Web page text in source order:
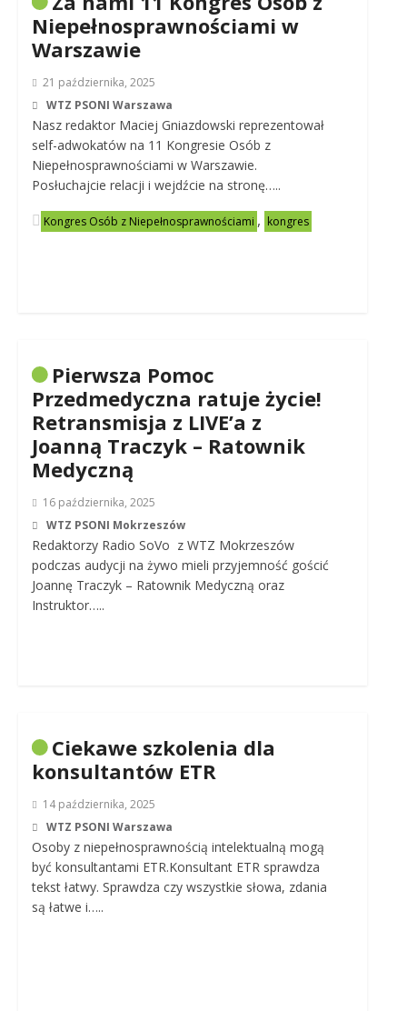
Niepełnosprawnościami w
Warszawie
21 października, 2025
WTZ PSONI Warszawa
Nasz redaktor Maciej Gniazdowski reprezentował
self-adwokatów na 11 Kongresie Osób z
Niepełnosprawnościami w Warszawie.
Posłuchajcie relacji i wejdźcie na stronę…..
Kongres Osób z Niepełnosprawnościami , kongres
Pierwsza Pomoc
Przedmedyczna ratuje życie!
Retransmisja z LIVE’a z
Joanną Traczyk – Ratownik
Medyczną
16 października, 2025
WTZ PSONI Mokrzeszów
Redaktorzy Radio SoVo z WTZ Mokrzeszów
podczas audycji na żywo mieli przyjemność gościć
Joannę Traczyk – Ratownik Medyczną oraz
Instruktor…..
Ciekawe szkolenia dla
konsultantów ETR
14 października, 2025
WTZ PSONI Warszawa
Osoby z niepełnosprawnością intelektualną mogą
być konsultantami ETR.Konsultant ETR sprawdza
tekst łatwy. Sprawdza czy wszystkie słowa, zdania
są łatwe i…..